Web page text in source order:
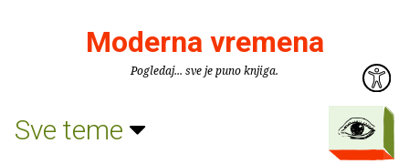
Moderna vremena
Pogledaj... sve je puno knjiga.
Sve teme